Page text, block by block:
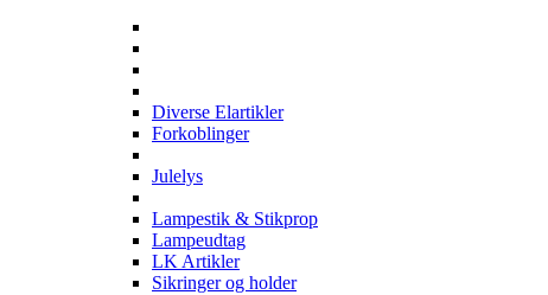
Diverse Elartikler
Forkoblinger
Julelys
Lampestik & Stikprop
Lampeudtag
LK Artikler
Sikringer og holder